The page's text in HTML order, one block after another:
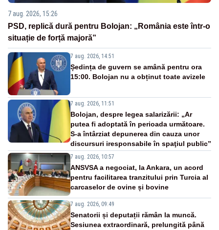
7 aug. 2026, 15:26
PSD, replică dură pentru Bolojan: „România este într-o
situație de forță majoră”
7 aug. 2026, 14:51
Ședința de guvern se amână pentru ora
15:00. Bolojan nu a obținut toate avizele
7 aug. 2026, 11:51
Bolojan, despre legea salarizării: „Ar
putea fi adoptată în perioada următoare.
S-a întârziat depunerea din cauza unor
discursuri iresponsabile în spaţiul public”
7 aug. 2026, 10:57
ANSVSA a negociat, la Ankara, un acord
pentru facilitarea tranzitului prin Turcia al
carcaselor de ovine și bovine
7 aug. 2026, 09:49
Senatorii și deputații rămân la muncă.
Sesiunea extraordinară, prelungită până